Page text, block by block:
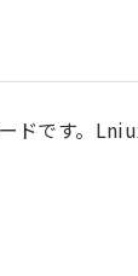
ドです。